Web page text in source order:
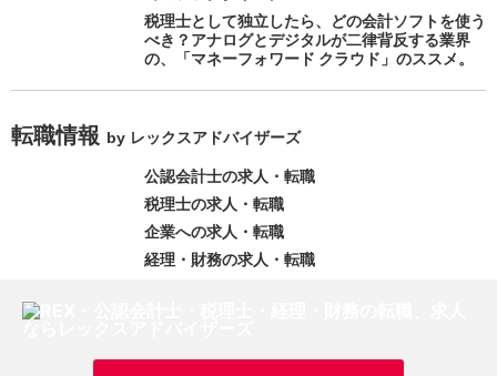
税理士として独立したら、どの会計ソフトを使う
べき？アナログとデジタルが二律背反する業界
の、「マネーフォワード クラウド」のススメ。
転職情報 by レックスアドバイザーズ
公認会計士の求人・転職
税理士の求人・転職
企業への求人・転職
経理・財務の求人・転職